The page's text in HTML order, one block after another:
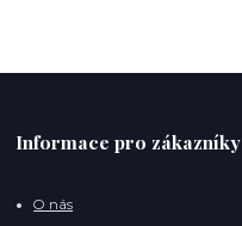
Informace pro zákazníky
O nás